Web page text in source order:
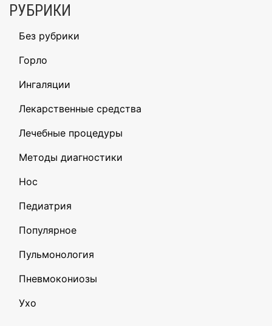
РУБРИКИ
Без рубрики
Горло
Ингаляции
Лекарственные средства
Лечебные процедуры
Методы диагностики
Нос
Педиатрия
Популярное
Пульмонология
Пневмокониозы
Ухо